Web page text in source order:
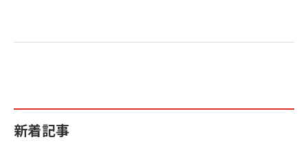
新着記事